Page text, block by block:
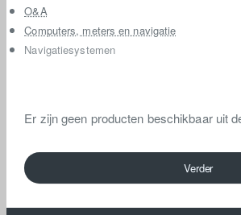
O&A
Computers, meters en navigatie
Navigatiesystemen
Er zijn geen producten beschikbaar uit
Verder